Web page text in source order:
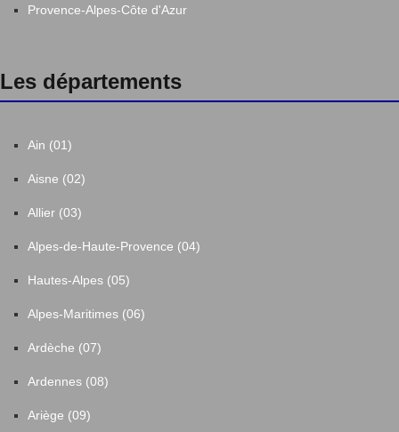
Provence-Alpes-Côte d'Azur
Les départements
Ain (01)
Aisne (02)
Allier (03)
Alpes-de-Haute-Provence (04)
Hautes-Alpes (05)
Alpes-Maritimes (06)
Ardèche (07)
Ardennes (08)
Ariège (09)